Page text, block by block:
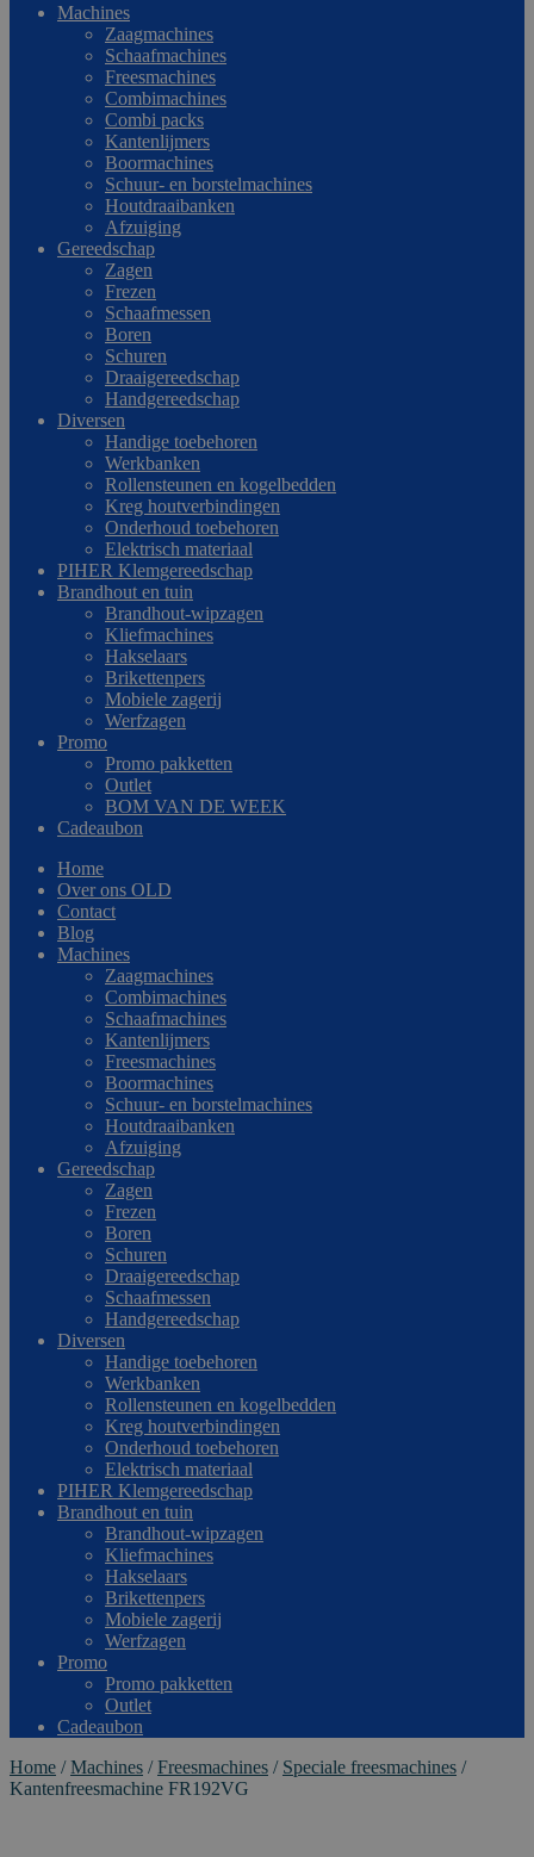
Machines
Zaagmachines
Schaafmachines
Freesmachines
Combimachines
Combi packs
Kantenlijmers
Boormachines
Schuur- en borstelmachines
Houtdraaibanken
Afzuiging
Gereedschap
Zagen
Frezen
Schaafmessen
Boren
Schuren
Draaigereedschap
Handgereedschap
Diversen
Handige toebehoren
Werkbanken
Rollensteunen en kogelbedden
Kreg houtverbindingen
Onderhoud toebehoren
Elektrisch materiaal
PIHER Klemgereedschap
Brandhout en tuin
Brandhout-wipzagen
Kliefmachines
Hakselaars
Brikettenpers
Mobiele zagerij
Werfzagen
Promo
Promo pakketten
Outlet
BOM VAN DE WEEK
Cadeaubon
Home
Over ons OLD
Contact
Blog
Machines
Zaagmachines
Combimachines
Schaafmachines
Kantenlijmers
Freesmachines
Boormachines
Schuur- en borstelmachines
Houtdraaibanken
Afzuiging
Gereedschap
Zagen
Frezen
Boren
Schuren
Draaigereedschap
Schaafmessen
Handgereedschap
Diversen
Handige toebehoren
Werkbanken
Rollensteunen en kogelbedden
Kreg houtverbindingen
Onderhoud toebehoren
Elektrisch materiaal
PIHER Klemgereedschap
Brandhout en tuin
Brandhout-wipzagen
Kliefmachines
Hakselaars
Brikettenpers
Mobiele zagerij
Werfzagen
Promo
Promo pakketten
Outlet
Cadeaubon
Home /Machines /Freesmachines / Speciale freesmachines /
Kantenfreesmachine FR192VG